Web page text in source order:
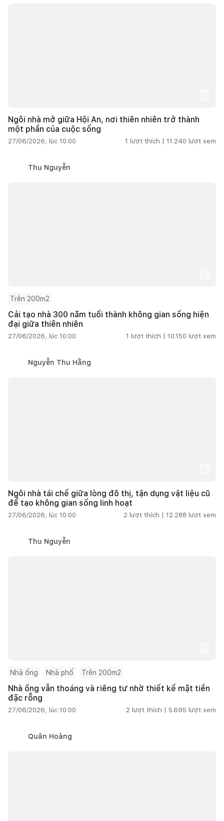
Ngôi nhà mở giữa Hội An, nơi thiên nhiên trở thành
một phần của cuộc sống
27/06/2026, lúc 10:00 1 lượt thích | 11.240 lượt xem
Thu Nguyễn
Trên 200m2
Cải tạo nhà 300 năm tuổi thành không gian sống hiện
đại giữa thiên nhiên
27/06/2026, lúc 10:00 1 lượt thích | 10.150 lượt xem
Nguyễn Thu Hằng
Ngôi nhà tái chế giữa lòng đô thị, tận dụng vật liệu cũ
để tạo không gian sống linh hoạt
27/06/2026, lúc 10:00 2 lượt thích | 12.288 lượt xem
Thu Nguyễn
Nhà ống Nhà phố Trên 200m2
Nhà ống vẫn thoáng và riêng tư nhờ thiết kế mặt tiền
đặc rỗng
27/06/2026, lúc 10:00 2 lượt thích | 5.695 lượt xem
Quân Hoàng